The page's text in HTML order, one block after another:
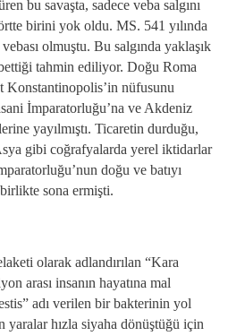
bu savaşta, sadece veba salgını
birini yok oldu. MS. 541 yılında
olmuştu. Bu salgında yaklaşık
tahmin ediliyor. Doğu Roma
Konstantinopolis’in nüfusunu
İmparatorluğu’na ve Akdeniz
yayılmıştı. Ticaretin durduğu,
gibi coğrafyalarda yerel iktidarlar
doğu ve batıyı
sona ermişti.
olarak adlandırılan “Kara
arası insanın hayatına mal
adı verilen bir bakterinin yol
yaralar hızla siyaha dönüştüğü için